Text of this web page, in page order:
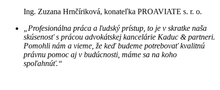
Ing. Zuzana Hrnčíriková, konateľka PROAVIATE s. r. o.
„Profesionálna práca a ľudský prístup, to je v skratke naša
skúsenosť s prácou advokátskej kancelárie Kaduc & partneri.
Pomohli nám a vieme, že keď budeme potrebovať kvalitnú
právnu pomoc aj v budúcnosti, máme sa na koho
spoľahnúť.“